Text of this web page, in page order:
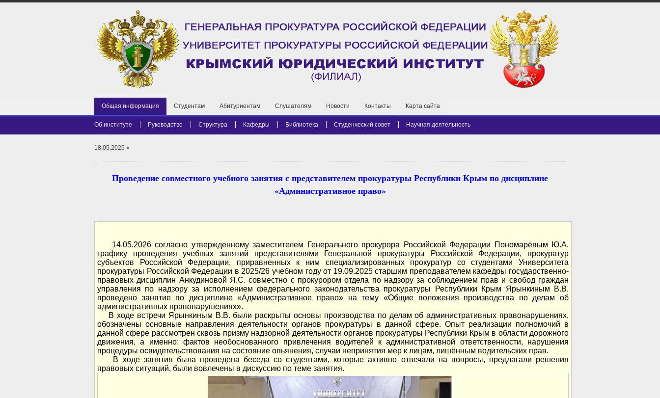
Общая информация
Об институте Руководство Структура Кафедры Библиотека Студенческий совет Научная деятельность
Студентам Абитуриентам Слушателям Новости Контакты Карта сайта
18.05.2026 »
Проведение совместного учебного занятия с представителем прокуратуры Республики Крым по дисциплине
«Административное право»
14.05.2026 согласно утвержденному заместителем Генерального прокурора Российской Федерации Пономарёвым Ю.А.
графику проведения учебных занятий представителями Генеральной прокуратуры Российской Федерации, прокуратур
субъектов Российской Федерации, приравненных к ним специализированных прокуратур со студентами Университета
прокуратуры Российской Федерации в 2025/26 учебном году от 19.09.2025 старшим преподавателем кафедры государственно-
правовых дисциплин Анкудиновой Я.С. совместно с прокурором отдела по надзору за соблюдением прав и свобод граждан
управления по надзору за исполнением федерального законодательства прокуратуры Республики Крым Ярынкиным В.В.
проведено занятие по дисциплине «Административное право» на тему «Общие положения производства по делам об
административных правонарушениях».
В ходе встречи Ярынкиным В.В. были раскрыты основы производства по делам об административных правонарушениях,
обозначены основные направления деятельности органов прокуратуры в данной сфере. Опыт реализации полномочий в
данной сфере рассмотрен сквозь призму надзорной деятельности органов прокуратуры Республики Крым в области дорожного
движения, а именно: фактов необоснованного привлечения водителей к административной ответственности, нарушения
процедуры освидетельствования на состояние опьянения, случаи непринятия мер к лицам, лишённым водительских прав.
В ходе занятия была проведена беседа со студентами, которые активно отвечали на вопросы, предлагали решения
правовых ситуаций, были вовлечены в дискуссию по теме занятия.